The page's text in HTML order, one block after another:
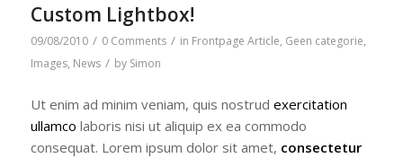
Custom Lightbox!
09/08/2010 / 0 Comments / in Frontpage Article, Geen categorie,
Images, News / by Simon
Ut enim ad minim veniam, quis nostrud exercitation
ullamco laboris nisi ut aliquip ex ea commodo
consequat. Lorem ipsum dolor sit amet, consectetur